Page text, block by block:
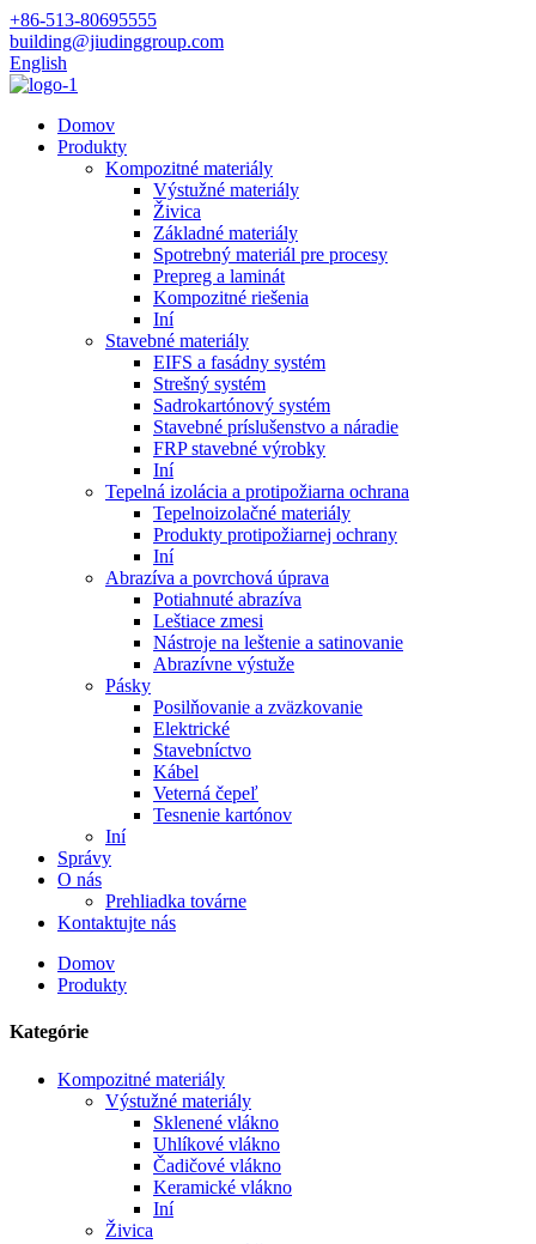
+86-513-80695555
building@jiudinggroup.com
English
Domov
Produkty
Kompozitné materiály
Výstužné materiály
Živica
Základné materiály
Spotrebný materiál pre procesy
Prepreg a laminát
Kompozitné riešenia
Iní
Stavebné materiály
EIFS a fasádny systém
Strešný systém
Sadrokartónový systém
Stavebné príslušenstvo a náradie
FRP stavebné výrobky
Iní
Tepelná izolácia a protipožiarna ochrana
Tepelnoizolačné materiály
Produkty protipožiarnej ochrany
Iní
Abrazíva a povrchová úprava
Potiahnuté abrazíva
Leštiace zmesi
Nástroje na leštenie a satinovanie
Abrazívne výstuže
Pásky
Posilňovanie a zväzkovanie
Elektrické
Stavebníctvo
Kábel
Veterná čepeľ
Tesnenie kartónov
Iní
Správy
O nás
Prehliadka továrne
Kontaktujte nás
Domov
Produkty
Kategórie
Kompozitné materiály
Výstužné materiály
Sklenené vlákno
Uhlíkové vlákno
Čadičové vlákno
Keramické vlákno
Iní
Živica